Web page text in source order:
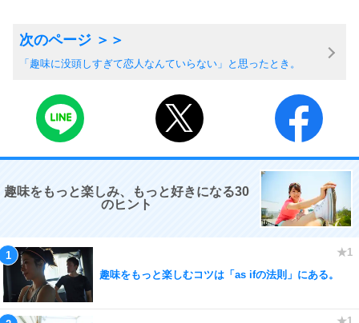
「趣味に没頭しすぎて恋人なんていらない」と思ったとき。
趣味をもっと楽しみ、もっと好きになる30
のヒント
趣味をもっと楽しむコツは「as ifの法則」にある。